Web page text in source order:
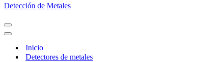
Detección de Metales
MENÚ
DE
NAVEGACIÓN
MENÚ
DE
NAVEGACIÓN
Inicio
Detectores de metales